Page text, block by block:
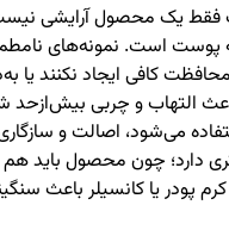
فقط یک محصول آرایشی
پوست است. نمونه‌های
کافی ایجاد نکنند یا
التهاب و چربی بیش‌ازحد
می‌شود، اصالت و
دارد؛ چون محصول باید
پودر یا کانسیلر باعث